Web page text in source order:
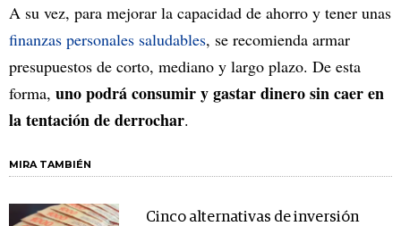
A su vez, para mejorar la capacidad de ahorro y tener unas
finanzas personales saludables, se recomienda armar
presupuestos de corto, mediano y largo plazo. De esta
forma, uno podrá consumir y gastar dinero sin caer en
la tentación de derrochar.
MIRA TAMBIÉN
Cinco alternativas de inversión